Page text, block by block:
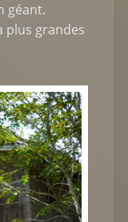
géant.
plus grandes